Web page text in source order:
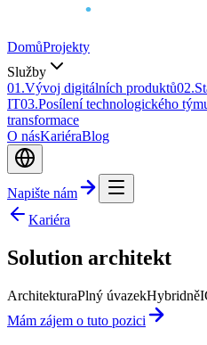
DomůProjekty
Služby
01 .Vývoj digitálních produktů02.
IT03.Posílení technologického
transformace
O násKariéraBlog
Napište nám
Kariéra
Solution architekt
ArchitekturaPlný úvazekHybridně
Mám zájem o tuto pozici